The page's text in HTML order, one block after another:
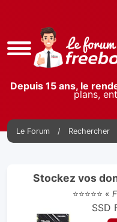
Accès
rapide
Depuis 15 ans, le
plans,
Le Forum Rechercher
Stockez vos
⭐⭐⭐⭐⭐ «
SSD